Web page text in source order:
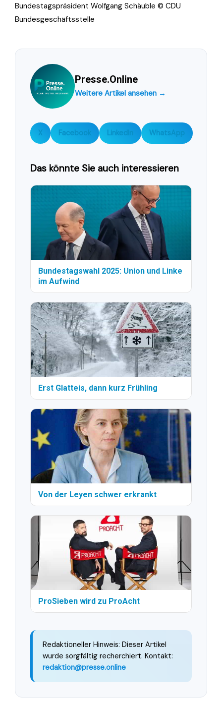
Bundestagspräsident Wolfgang Schäuble © CDU
Bundesgeschäftsstelle
Presse.Online
Weitere Artikel ansehen →
X Facebook LinkedIn WhatsApp
Das könnte Sie auch interessieren
Bundestagswahl 2025: Union und Linke
im Aufwind
Erst Glatteis, dann kurz Frühling
Von der Leyen schwer erkrankt
ProSieben wird zu ProAcht
Redaktioneller Hinweis: Dieser Artikel
wurde sorgfältig recherchiert. Kontakt:
redaktion@presse.online